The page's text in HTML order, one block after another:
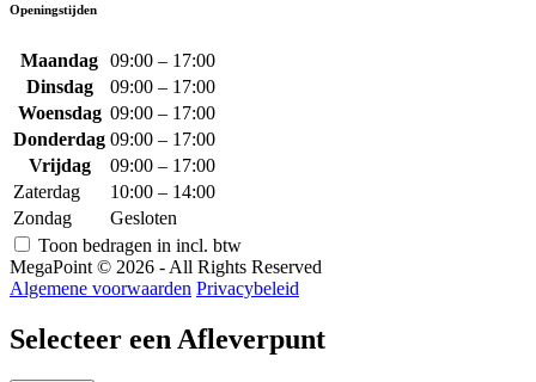
Openingstijden
Maandag 09:00 – 17:00
Dinsdag
09:00 – 17:00
Woensdag 09:00 – 17:00
Donderdag 09:00 – 17:00
Vrijdag
09:00 – 17:00
Zaterdag
10:00 – 14:00
Zondag
Gesloten
Toon bedragen in incl. btw
MegaPoint © 2026 - All Rights Reserved
Algemene voorwaarden Privacybeleid
Selecteer een Afleverpunt